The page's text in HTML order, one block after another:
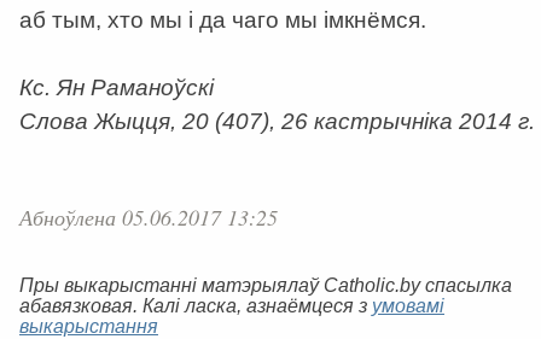
аб тым, хто мы і да чаго мы імкнёмся.
Кс. Ян Раманоўскі
Слова Жыцця, 20 (407), 26 кастрычніка 2014 г.
Абноўлена 05.06.2017 13:25
Пры выкарыстанні матэрыялаў Catholic.by спасылка
абавязковая. Калі ласка, азнаёмцеся з умовамі
выкарыстання